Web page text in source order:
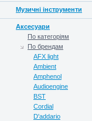
Музичні інструменти
Аксесуари
По категоріям
По брендам
AFX light
Ambient
Amphenol
Audioengine
BST
Cordial
D'addario